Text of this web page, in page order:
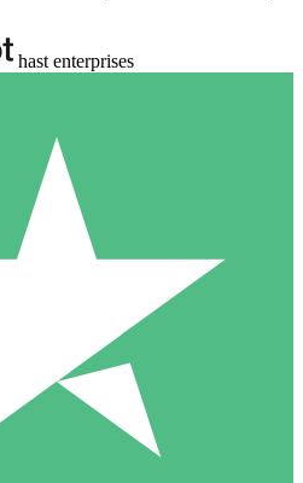
hast enterprises